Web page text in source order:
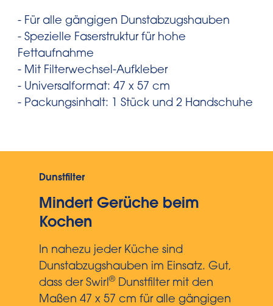
- Für alle gängigen Dunstabzugshauben
- Spezielle Faserstruktur für hohe
Fettaufnahme
- Mit Filterwechsel-Aufkleber
- Universalformat: 47 x 57 cm
- Packungsinhalt: 1 Stück und 2 Handschuhe
Dunstfilter
Mindert Gerüche beim
Kochen
In nahezu jeder Küche sind
Dunstabzugshauben im Einsatz. Gut,
dass der Swirl® Dunstfilter mit den
Maßen 47 x 57 cm für alle gängigen